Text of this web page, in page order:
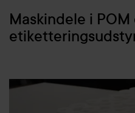
Maskindele i POM